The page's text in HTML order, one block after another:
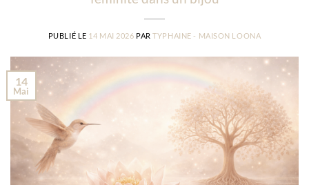
PUBLIÉ LE 14 MAI 2026 PARTYPHAINE - MAISON LOONA
14
Mai